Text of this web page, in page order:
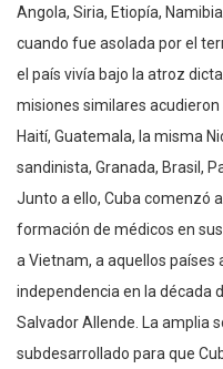
Angola, Siria, Etiopía,
cuando fue asolada por el
el país vivía bajo la atroz
misiones similares
Haití, Guatemala, la misma
sandinista, Granada, Brasil,
Junto a ello, Cuba comenzó
formación de médicos en
a Vietnam, a aquellos
independencia en la década
Salvador Allende. La amplia
subdesarrollado para que